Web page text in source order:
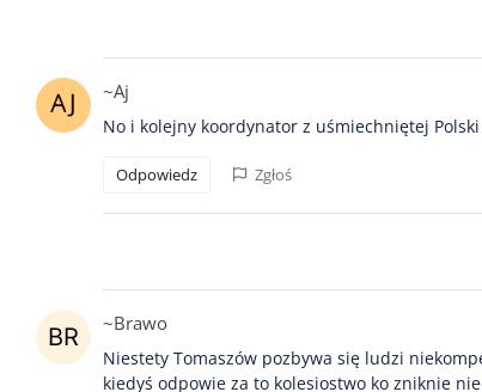
~Aj
No i kolejny koordynator z uśmiechniętej
Odpowiedz Zgłoś
~Brawo
Niestety Tomaszów pozbywa się ludzi
kiedyś odpowie za to kolesiostwo ko zniknie